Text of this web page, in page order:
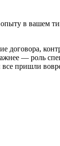
в вашем
договора,
— роль
пришли